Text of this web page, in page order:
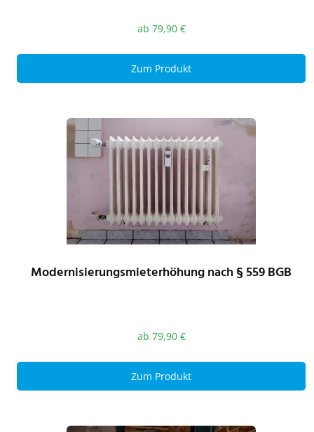
ab 79,90 €
Zum Produkt
Modernisierungsmieterhöhung nach § 559 BGB
ab 79,90 €
Zum Produkt